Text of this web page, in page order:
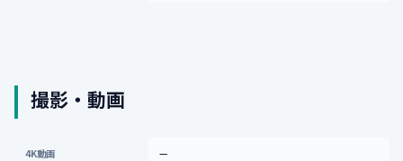
撮影・動画
4K動画 —